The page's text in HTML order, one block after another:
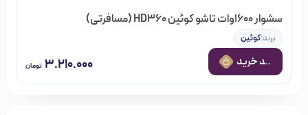
سشوار 1600وات تاشو کوئین HD360 (مسافرتی)
برند:کوئین
۳.۲۱۰.۰۰۰ تومان